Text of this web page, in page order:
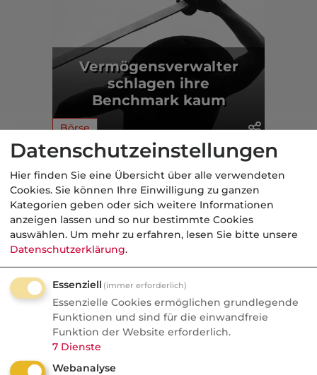
Vermögensverwalter
schlagen ihre
Benchmark kaum
Börse
Aus der dvb-Redaktion
Börse
Nachrichten
Warum das Wertpapierdepot
zum neuen Machtinstrument
der Banken wird
ETF-Boom, Preiskampf, neues "Discount
Plus"-Segment: Wie Banken jetzt um die
Kunden von morgen ringen. Warum das
Datenschutzeinstellungen
Hier finden Sie eine Übersicht über alle verwendeten
Cookies. Sie können Ihre Einwilligung zu ganzen
Kategorien geben oder sich weitere Informationen
anzeigen lassen und so nur bestimmte Cookies
auswählen. Um mehr zu erfahren, lesen Sie bitte unsere
Datenschutzerklärung.
Essenziell (immer erforderlich)
Essenzielle Cookies ermöglichen grundlegende
Funktionen und sind für die einwandfreie
Funktion der Website erforderlich.
7 Dienste
Webanalyse